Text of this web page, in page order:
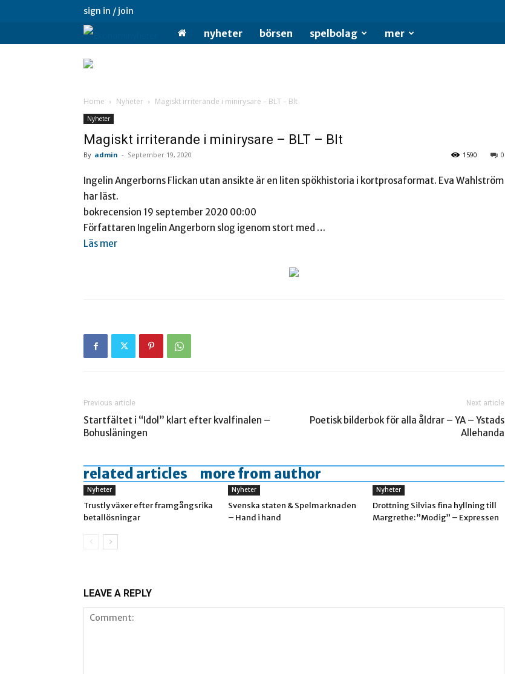
sign in / join
Ekonominyheter.se
nyheter börsen spelbolag mer
Home Nyheter Magiskt irriterande i minirysare – BLT – Blt
Nyheter
Magiskt irriterande i minirysare – BLT – Blt
By admin - September 19, 2020 0
1590
Ingelin Angerborns Flickan utan ansikte är en liten spökhistoria i kortprosaformat. Eva Wahlström
har läst.
bokrecension 19 september 2020 00:00
Författaren Ingelin Angerborn slog igenom stort med …
Läs mer
Previous article
Startfältet i “Idol” klart efter kvalfinalen –
Bohusläningen
Next article
Poetisk bilderbok för alla åldrar – YA – Ystads
Allehanda
related articles more from author
Nyheter
Trustly växer efter framgångsrika
betallösningar
Nyheter
Svenska staten & Spelmarknaden
– Hand i hand
Nyheter
Drottning Silvias fina hyllning till
Margrethe: ”Modig” – Expressen
LEAVE A REPLY